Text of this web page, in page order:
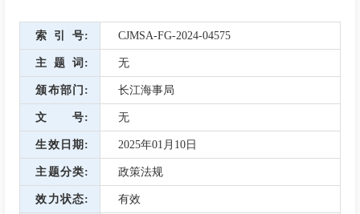
索引号 CJMSA-FG-2024-04575
主题词 无
颁布部门 长江海事局
文号 无
生效日期 2025年01月10日
主题分类 政策法规
效力状态 有效